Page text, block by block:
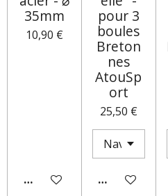
35mm
10,90 €
AJOUTER AU PANIER
pour 3
boules
Breton
nes
AtouSp
ort
25,50 €
AJOUTER